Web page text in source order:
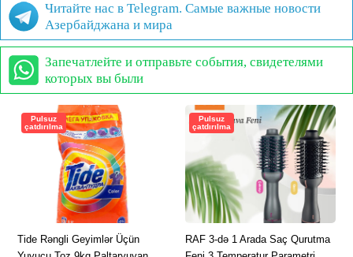
Читайте нас в Telegram. Самые важные новости
Азербайджана и мира
Запечатлейте и отправьте события, свидетелями
которых вы были